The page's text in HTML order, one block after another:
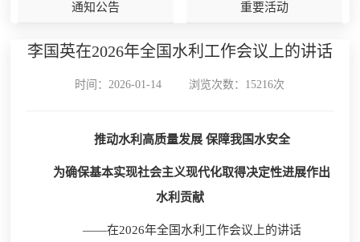
通知公告 重要活动
李国英在2026年全国水利工作会议上的讲话
时间：2026-01-14 浏览次数：15216次
推动水利高质量发展 保障我国水安全
为确保基本实现社会主义现代化取得决定性进展作出
水利贡献
——在2026年全国水利工作会议上的讲话